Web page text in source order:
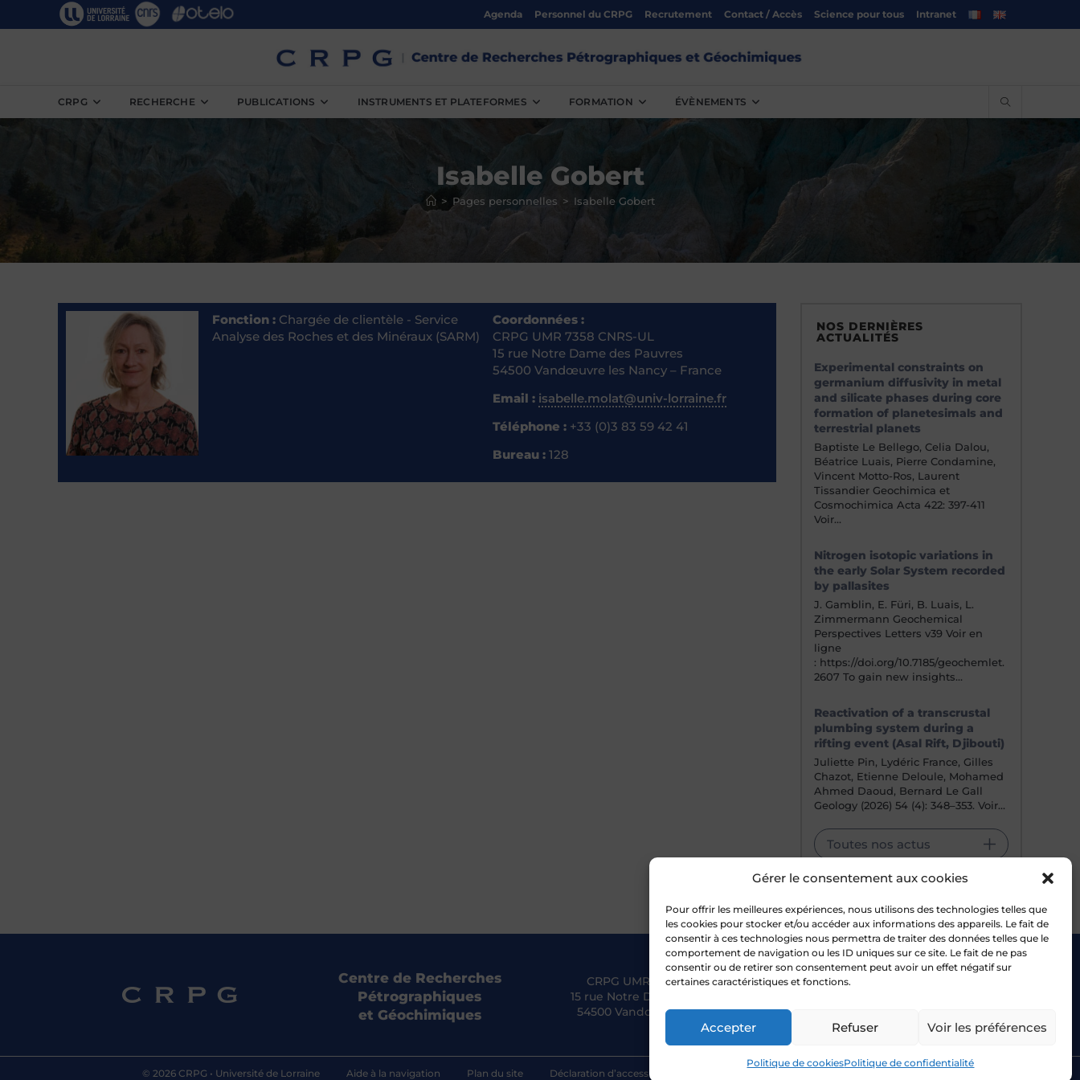
Gérer le consentement aux cookies
Pour offrir les meilleures expériences, nous utilisons des technologies telles que
les cookies pour stocker et/ou accéder aux informations des appareils. Le fait de
consentir à ces technologies nous permettra de traiter des données telles que le
comportement de navigation ou les ID uniques sur ce site. Le fait de ne pas
consentir ou de retirer son consentement peut avoir un effet négatif sur
certaines caractéristiques et fonctions.
Accepter Refuser Voir les préférences
Politique de cookiesPolitique de confidentialité
Agenda Personnel du CRPG Recrutement Contact / Accès Science pour tous Intranet
CRPG RECHERCHE PUBLICATIONS INSTRUMENTS ET PLATEFORMES FORMATION ÉVÈNEMENTS
Isabelle Gobert
> Pages personnelles > Isabelle Gobert
Fonction :Chargée de clientèle - Service
Analyse des Roches et des Minéraux (SARM)
Coordonnées :
CRPG UMR 7358 CNRS-UL
15 rue Notre Dame des Pauvres
54500 Vandœuvre les Nancy – France
Email : isabelle.molat@univ-lorraine.fr
Téléphone : +33 (0)3 83 59 42 41
Bureau : 128
NOS DERNIÈRES
ACTUALITÉS
Experimental constraints on
germanium diffusivity in metal
and silicate phases during core
formation of planetesimals and
terrestrial planets
Baptiste Le Bellego, Celia Dalou,
Béatrice Luais, Pierre Condamine,
Vincent Motto-Ros, Laurent
Tissandier Geochimica et
Cosmochimica Acta 422: 397-411
Voir…
Nitrogen isotopic variations in
the early Solar System recorded
by pallasites
J. Gamblin, E. Füri, B. Luais, L.
Zimmermann Geochemical
Perspectives Letters v39 Voir en
ligne
: https://doi.org/10.7185/geochemlet.
2607 To gain new insights…
Reactivation of a transcrustal
plumbing system during a
rifting event (Asal Rift, Djibouti)
Juliette Pin, Lydéric France, Gilles
Chazot, Etienne Deloule, Mohamed
Ahmed Daoud, Bernard Le Gall
Geology (2026) 54 (4): 348–353. Voir…
Toutes nos actus
Centre de Recherches
Pétrographiques
et Géochimiques
CRPG UMR 7358 CNRS-UL
15 rue Notre Dame des Pauvres
54500 Vandoeuvre-lès-Nancy
Bluesky
© 2026 CRPG • Université de Lorraine Aide à la navigation Plan du site Déclaration d’accessibilité